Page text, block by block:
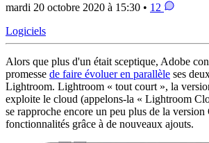
mardi 20 octobre 2020 à 15:30 • 12
Logiciels
Alors que plus d'un était sceptique, Adobe
promesse de faire évoluer en parallèle ses
Lightroom. Lightroom « tout court », la
exploite le cloud (appelons-la « Lightroom
se rapproche encore un peu plus de la version
fonctionnalités grâce à de nouveaux ajouts.